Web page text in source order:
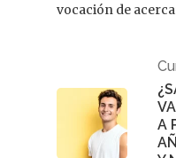
vocación de
A